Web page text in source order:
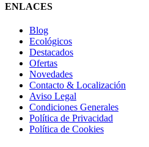
ENLACES
Blog
Ecológicos
Destacados
Ofertas
Novedades
Contacto & Localización
Aviso Legal
Condiciones Generales
Política de Privacidad
Política de Cookies